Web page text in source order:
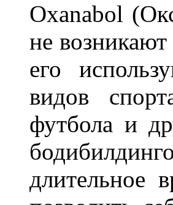
Oxanabol
не
его
видов
футбола и
длительное